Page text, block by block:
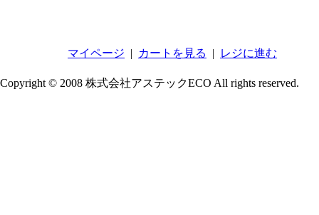
マイページ | カートを見る | レジに進む
Copyright © 2008 株式会社アステックECO All rights reserved.